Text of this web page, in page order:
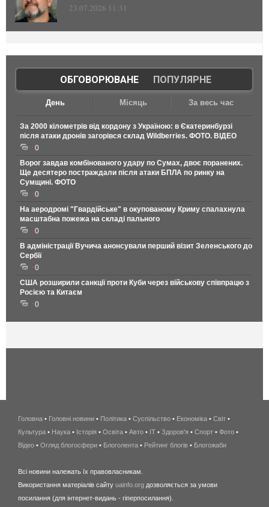
23.07.2026 11:31
ОБГОВОРЮВАНЕ| ПОПУЛЯРНЕ
День Місяць За весь час
За 2000 кілометрів від кордону з Україною: в Єкатеринбурзі
після атаки дронів загорівся склад Wildberries. ФОТО. ВІДЕО
0
Ворог завдав комбінованого удару по Сумах, двоє поранених.
Ще десятеро постраждали після атаки БПЛА по ринку на
Сумщині. ФОТО
0
На аеродромі "Гвардійське" в окупованому Криму спалахнула
масштабна пожежа на складі пального
0
В адміністрації Вучича анонсували перший візит Зеленського до
Сербії
0
США розширили санкції проти Куби через військову співпрацю з
Росією та Китаєм
0
беспроводной
интернет
киев
wimax
Головна • Головні новини • Політика • Суспільство • Економіка • Світ •
Культура • Наука • Історія • Освіта • Авто • IT • Здоров'я • Спорт • Фото •
Відео • Огляд блогосфери • Блоголента • Рейтинг блогів • Блогожаби
Всі новини належать їх правовласникам.
Використання матеріалів сайту uainfo.org дозволяється за умови
посилання (для інтернет-видань - гіперпосилання).